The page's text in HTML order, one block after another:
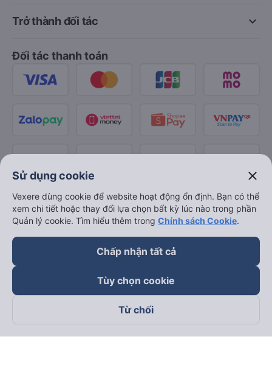
keyboard_arrow_down
Trở thành đối tác
Đối tác thanh toán
Theo dõi chúng tôi trên
Sử dụng cookie close
Vexere dùng cookie để website hoạt động ổn định. Bạn có thể
xem chi tiết hoặc thay đổi lựa chọn bất kỳ lúc nào trong phần
Quản lý cookie. Tìm hiểu thêm trong Chính sách Cookie.
Chấp nhận tất cả
Tùy chọn cookie
Từ chối